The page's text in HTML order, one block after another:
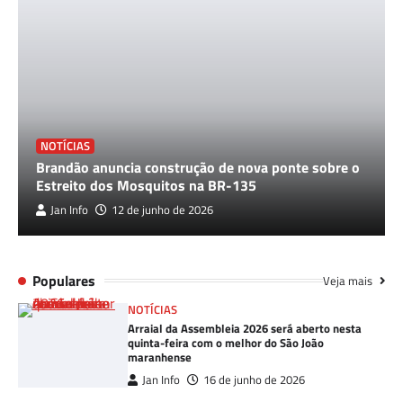
NOTÍCIAS
Brandão anuncia construção de nova ponte sobre o
Estreito dos Mosquitos na BR-135
Jan Info 12 de junho de 2026
Populares Veja mais
NOTÍCIAS
Arraial da Assembleia 2026 será aberto nesta
quinta-feira com o melhor do São João
maranhense
Jan Info
16 de junho de 2026